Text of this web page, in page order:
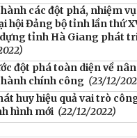
các đột phá, nhiệm
hội Đảng bộ tỉnh lần thứ
tỉnh Hà Giang phát
đột phá toàn diện về
chính công (23/12/
huy hiệu quả vai trò
hình mới (22/12/2022)